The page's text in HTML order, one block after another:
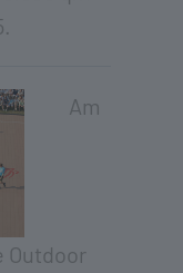
Am
Outdoor